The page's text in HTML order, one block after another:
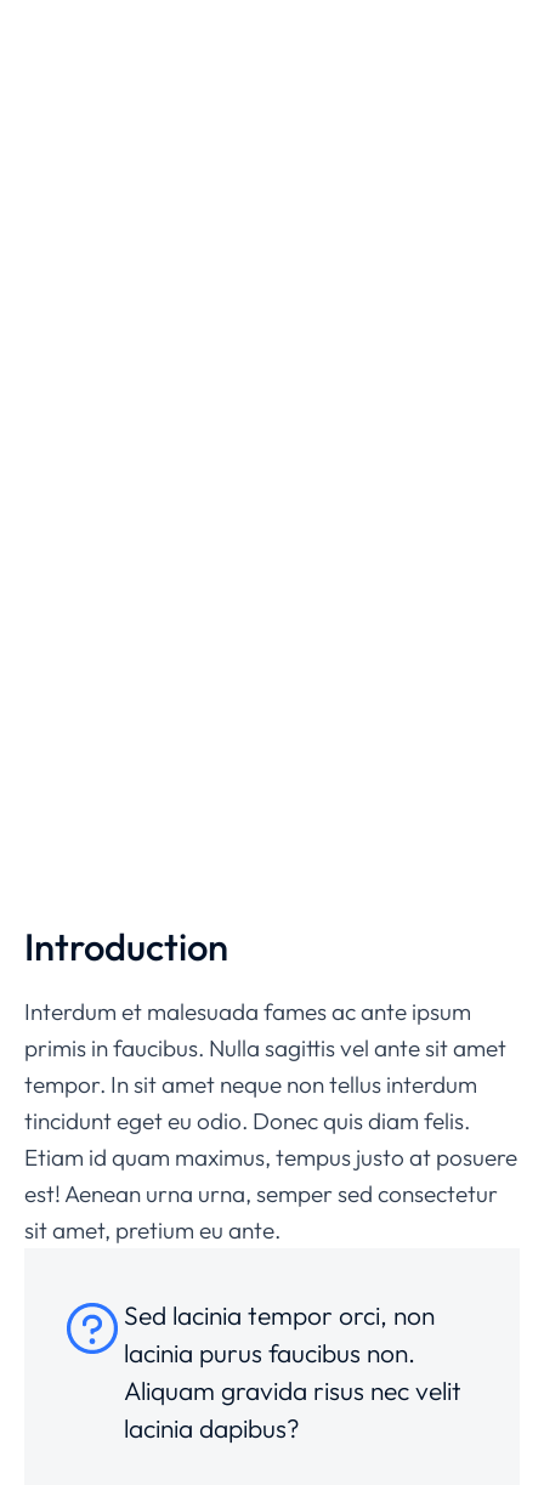
Introduction
Interdum et malesuada fames ac ante ipsum
primis in faucibus. Nulla sagittis vel ante sit amet
tempor. In sit amet neque non tellus interdum
tincidunt eget eu odio. Donec quis diam felis.
Etiam id quam maximus, tempus justo at posuere
est! Aenean urna urna, semper sed consectetur
sit amet, pretium eu ante.
Sed lacinia tempor orci, non
lacinia purus faucibus non.
Aliquam gravida risus nec velit
lacinia dapibus?